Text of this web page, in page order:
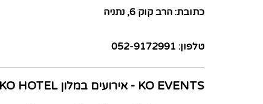
כתובת: הרב קוק 6, נתניה
טלפון: 052-9172991
KO EVENTS - אירועים במלון KO HOTEL המלך כורש נתניה